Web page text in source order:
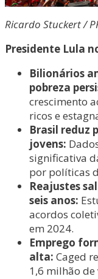
Ricardo Stuckert /
Presidente Lula
Bilionários
pobreza
crescimento
ricos e
Brasil reduz
jovens:
significativa
por políticas
Reajustes
seis anos:
acordos
em 2024.
Emprego
alta: Caged
1,6 milhão